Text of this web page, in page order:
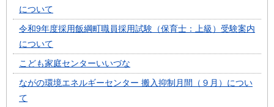
について
令和9年度採用飯綱町職員採用試験（保育士：上級）受験案内
について
こども家庭センターいいづな
ながの環境エネルギーセンター 搬入抑制月間（９月）につい
て